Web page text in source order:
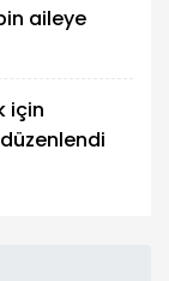
aileye
için